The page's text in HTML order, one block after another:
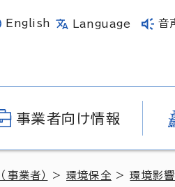
English Language 音
事業者向け情報
事業者） >環境保全 >環境影響